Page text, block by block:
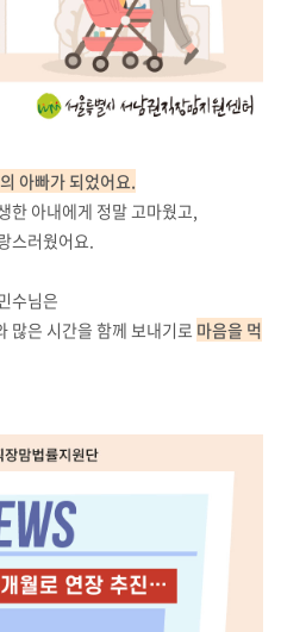
아빠가 되었어요.
한 아내에게 정말 고마웠고,
스러웠어요.
수님은
많은 시간을 함께 보내기로 마음을 먹